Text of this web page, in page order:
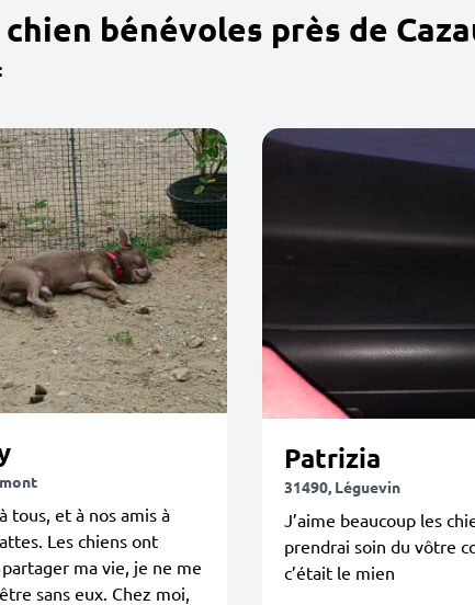
bénévoles près de
tous, et à nos amis à
Les chiens ont
ma vie, je ne me
sans eux. Chez moi,
Patrizia
31490, Léguevin
J’aime beaucoup les
prendrai soin du vôtre
c’était le mien